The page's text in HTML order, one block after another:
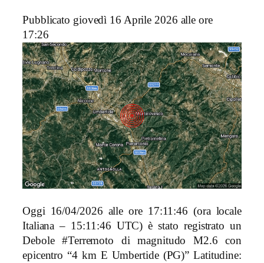
Pubblicato giovedì 16 Aprile 2026 alle ore
17:26
Oggi 16/04/2026 alle ore 17:11:46 (ora locale
Italiana – 15:11:46 UTC) è stato registrato un
Debole #Terremoto di magnitudo M2.6 con
epicentro “4 km E Umbertide (PG)” Latitudine: